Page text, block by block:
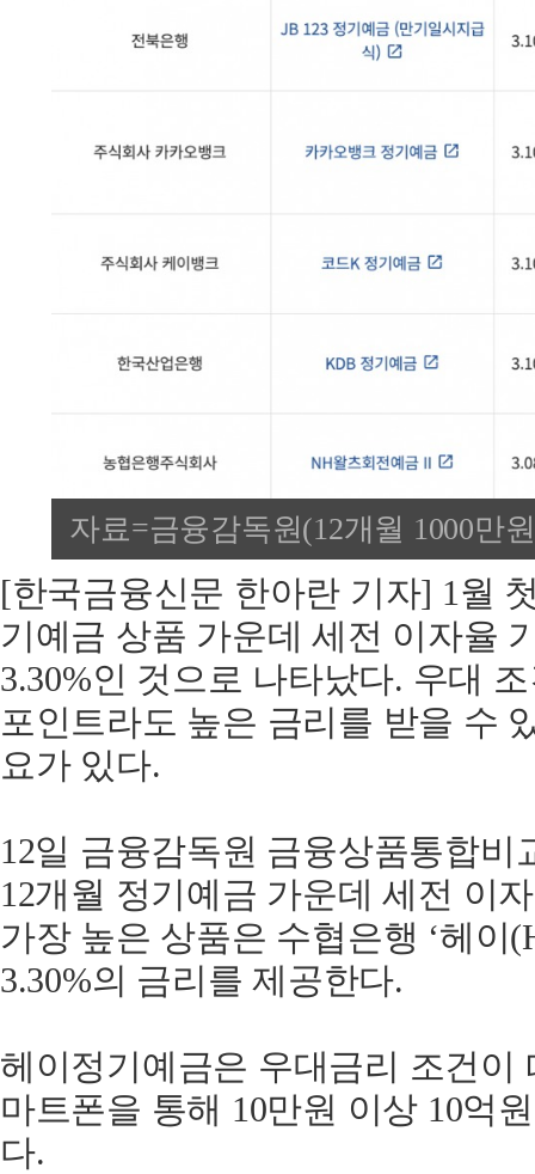
자료=금융감독원(12개월 1000만
[한국금융신문 한아란 기자] 1월
기예금 상품 가운데 세전 이자율
3.30%인 것으로 나타났다. 우대
포인트라도 높은 금리를 받을 수
요가 있다.
12일 금융감독원 금융상품통합비
12개월 정기예금 가운데 세전 이
가장 높은 상품은 수협은행 ‘헤이
3.30%의 금리를 제공한다.
헤이정기예금은 우대금리 조건이
마트폰을 통해 10만원 이상 10억
다.